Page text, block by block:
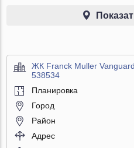
ЖК Franck Muller
538534
Планировка
Город
Район
Адрес